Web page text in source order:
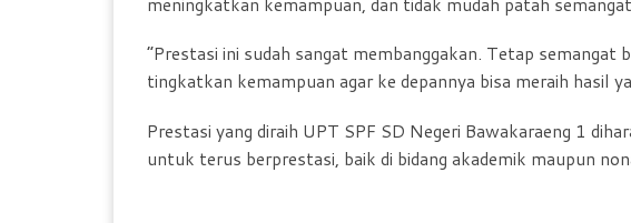
“Prestasi ini sudah sangat membanggakan. Tetap semangat
tingkatkan kemampuan agar ke depannya bisa meraih hasil
Prestasi yang diraih UPT SPF SD Negeri Bawakaraeng 1
untuk terus berprestasi, baik di bidang akademik maupun